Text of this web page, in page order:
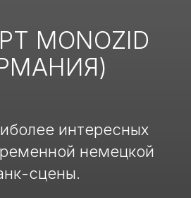
MONOZID
интересных
немецкой
сцены.